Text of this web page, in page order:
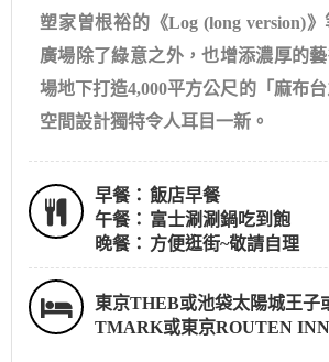
塑家曽根裕的《Log (long version)
廣場除了綠意之外，也增添濃厚的
場地下打造4,000平方公尺的「麻布
空間設計獨特令人耳目一新。
早餐： 飯店早餐
午餐： 富士涮涮鍋吃到飽
晚餐： 方便逛街~敬請自理
東京THEB或池袋太陽城王子
TMARK或東京ROUTEN